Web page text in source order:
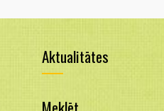
Aktualitātes